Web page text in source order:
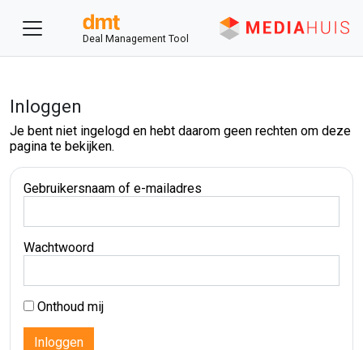
Deal Management Tool
Inloggen
Je bent niet ingelogd en hebt daarom geen rechten om deze
pagina te bekijken.
Gebruikersnaam of e-mailadres
Wachtwoord
Onthoud mij